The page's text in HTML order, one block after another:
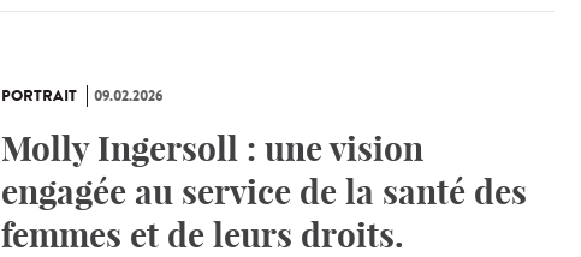
PORTRAIT 09.02.2026
Molly Ingersoll : une vision
engagée au service de la santé des
femmes et de leurs droits.